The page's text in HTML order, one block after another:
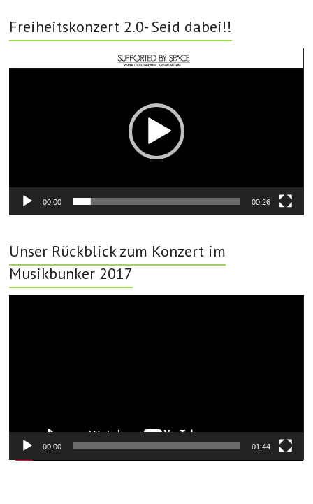
Freiheitskonzert 2.0- Seid dabei!!
Player
00:00 00:26
Unser Rückblick zum Konzert im
Musikbunker 2017
00:00 01:44